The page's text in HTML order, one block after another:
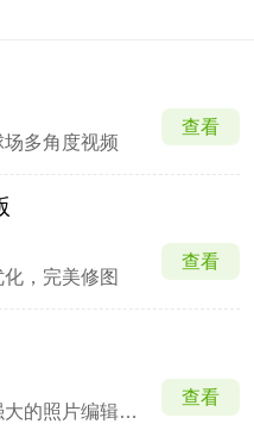
多角度视频
查看
，完美修图
查看
简单易用却功能强大的照片编辑处理P图工具
查看